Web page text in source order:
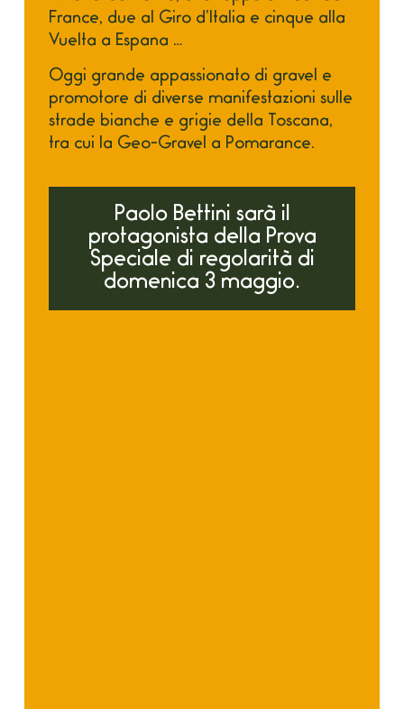
France, due al Giro d’Italia e cinque alla
Vuelta a Espana …
Oggi grande appassionato di gravel e
promotore di diverse manifestazioni sulle
strade bianche e grigie della Toscana,
tra cui la Geo-Gravel a Pomarance.
Paolo Bettini sarà il
protagonista della Prova
Speciale di regolarità di
domenica 3 maggio.